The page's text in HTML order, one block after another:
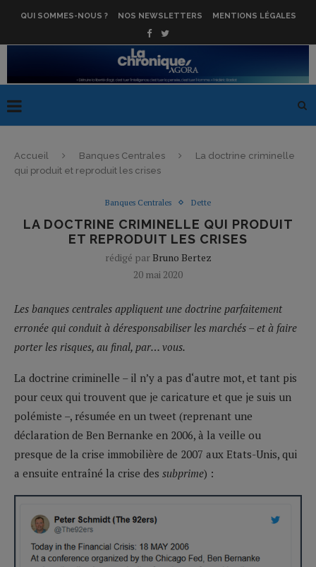
QUI SOMMES-NOUS ? NOS NEWSLETTERS MENTIONS LÉGALES
Accueil Banques Centrales
La doctrine criminelle
qui produit et reproduit les crises
Banques Centrales Dette
LA DOCTRINE CRIMINELLE QUI PRODUIT
ET REPRODUIT LES CRISES
rédigé par Bruno Bertez
20 mai 2020
Les banques centrales appliquent une doctrine parfaitement
erronée qui conduit à déresponsabiliser les marchés – et à faire
porter les risques, au final, par… vous.
La doctrine criminelle – il n’y a pas d‘autre mot, et tant pis
pour ceux qui trouvent que je caricature et que je suis un
polémiste –, résumée en un tweet (reprenant une
déclaration de Ben Bernanke en 2006, à la veille ou
presque de la crise immobilière de 2007 aux Etats-Unis, qui
a ensuite entraîné la crise des subprime) :